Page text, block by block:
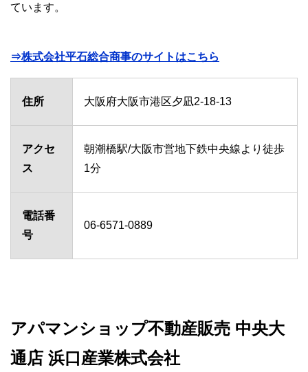
ています。
⇒株式会社平石総合商事のサイトはこちら
住所 大阪府大阪市港区夕凪2-18-13
アクセ
ス
朝潮橋駅/大阪市営地下鉄中央線より徒歩
1分
電話番
号
06-6571-0889
アパマンショップ不動産販売 中央大
通店 浜口産業株式会社